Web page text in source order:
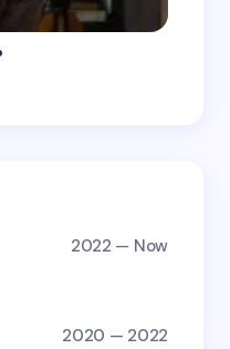
2022 — Now
2020 — 2022